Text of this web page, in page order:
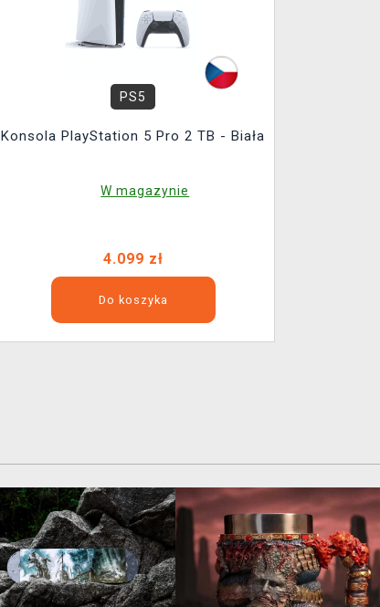
PS5
Konsola PlayStation 5 Pro 2 TB - Biała
W magazynie
4.099 zł
Do koszyka